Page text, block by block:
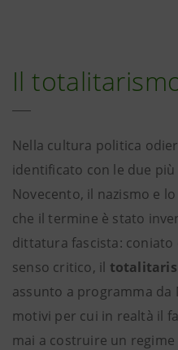
Il
Nella cultura politica
identificato con le due
Novecento, il nazismo e
che il termine è stato
dittatura fascista: coniato
senso critico, il
assunto a programma da
motivi per cui in realtà il
mai a costruire un